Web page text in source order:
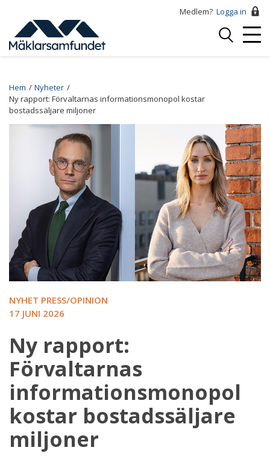
huvudinnehåll
Medlem? Logga in
Logga
Breadcrumb
Hem
Nyheter
Ny rapport: Förvaltarnas informationsmonopol kostar
bostadssäljare miljoner
NYHET PRESS/OPINION
17 JUNI 2026
Ny rapport:
Förvaltarnas
informationsmonopol
kostar bostadssäljare
miljoner